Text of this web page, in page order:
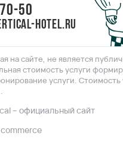
50
hotel.ru
– официальный сайт
на сайте, не является
стоимость услуги
услуги. Стоимость